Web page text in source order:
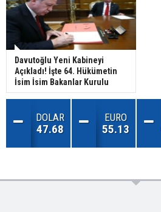
Davutoğlu Yeni Kabineyi
Açıkladı! İşte 64. Hükümetin
İsim İsim Bakanlar Kurulu
DOLAR
47.68
EURO
55.13